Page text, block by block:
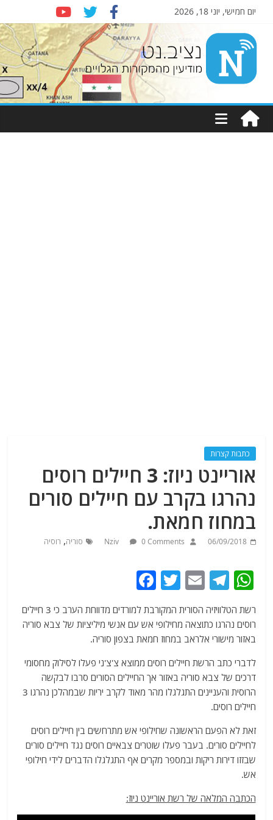
יום חמישי, יוני 18, 2026
Nziv.net
מודיעין
מהמקורות
כתבות קצרות
אוריינט ניוז: 3 חיילים רוסים
נהרגו בקרב עם חיילים סורים
במחוז חמאת.
06/09/2018
Nziv 0 Comments סוריה, רוסיה
W
h
at
s
A
p
p
T
e
g
ra
m
E
ai
l
T
itt
er
c
e
b
o
o
רשת הטלוויזיה הסורית המקורבת למורדים מדווחת הערב כי 3 חיילים
רוסים נהרגו כתוצאה מחילופי אש עם אנשי מיליציות של צבא סוריה
באזור מישורי אלראב במחוז חמאת בצפון סוריה.
לדברי כתב הרשת חיילים רוסים ממוצא צ'צ'ני פעלו לסילוק מחסומי
דרכים של צבא סוריה באזור אך החיילים הסורים סרבו לבקשה
הרוסית והעניינים התגלגלו מהר מאוד לקרב יריות שבמהלכן נהרגו 3
חיילים רוסים.
זאת לא הפעם הראשונה שחילופי אש מתרחשים בין חיילים רוסים
לחיילים סורים. בעבר פעלו שוטרים צבאיים רוסים נגד חיילים סורים
שבזזו דירות ריקות ובמספר מקרים אף התגלגלו הדברים לידי חילופי
אש.
הכתבה המלאה של רשת אוריינט ניוז: